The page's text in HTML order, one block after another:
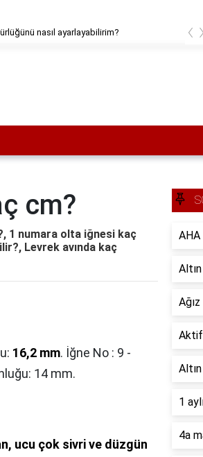
nasıl ayarlayabilirim? ‹ ›
cm?
1 numara olta iğnesi kaç
Levrek avında kaç
16,2 mm. İğne No : 9 -
14 mm.
ucu çok sivri ve düzgün
Aktif
1
4a